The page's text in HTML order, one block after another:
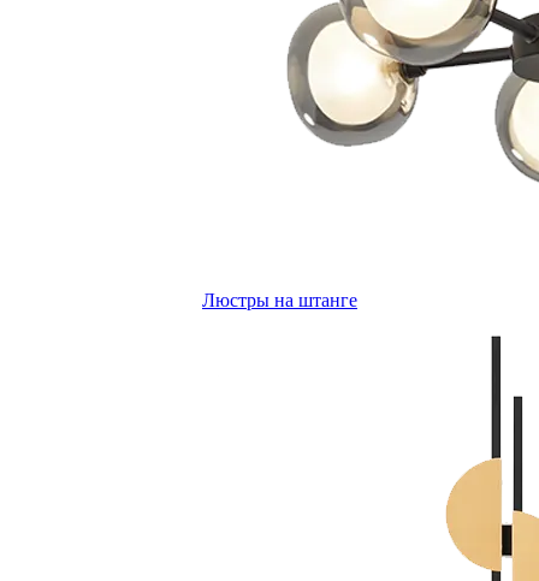
Люстры на штанге